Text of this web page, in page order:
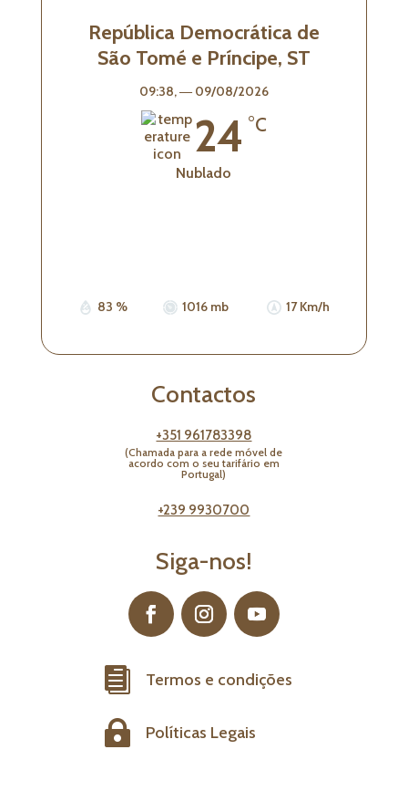
República Democrática de
São Tomé e Príncipe, ST
09:38,― 09/08/2026
24 °C
Nublado
83 % 1016 mb 17 Km/h
Contactos
+351 961783398
(Chamada para a rede móvel de
acordo com o seu tarifário em
Portugal)
+239 9930700
Siga-nos!
 Termos e condições
 Políticas Legais